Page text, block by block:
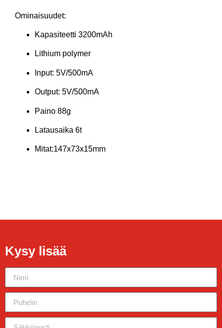
Ominaisuudet:
Kapasiteetti 3200mAh
Lithium polymer
Input: 5V/500mA
Output: 5V/500mA
Paino 88g
Latausaika 6t
Mitat:147x73x15mm
Kysy lisää